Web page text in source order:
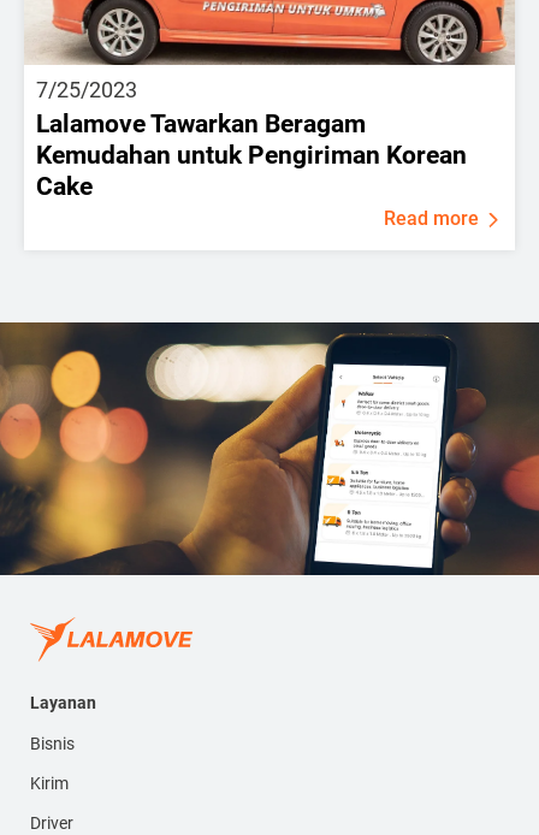
7/25/2023
Lalamove Tawarkan Beragam
Kemudahan untuk Pengiriman Korean
Cake
Read more
Layanan
Bisnis
Kirim
Driver